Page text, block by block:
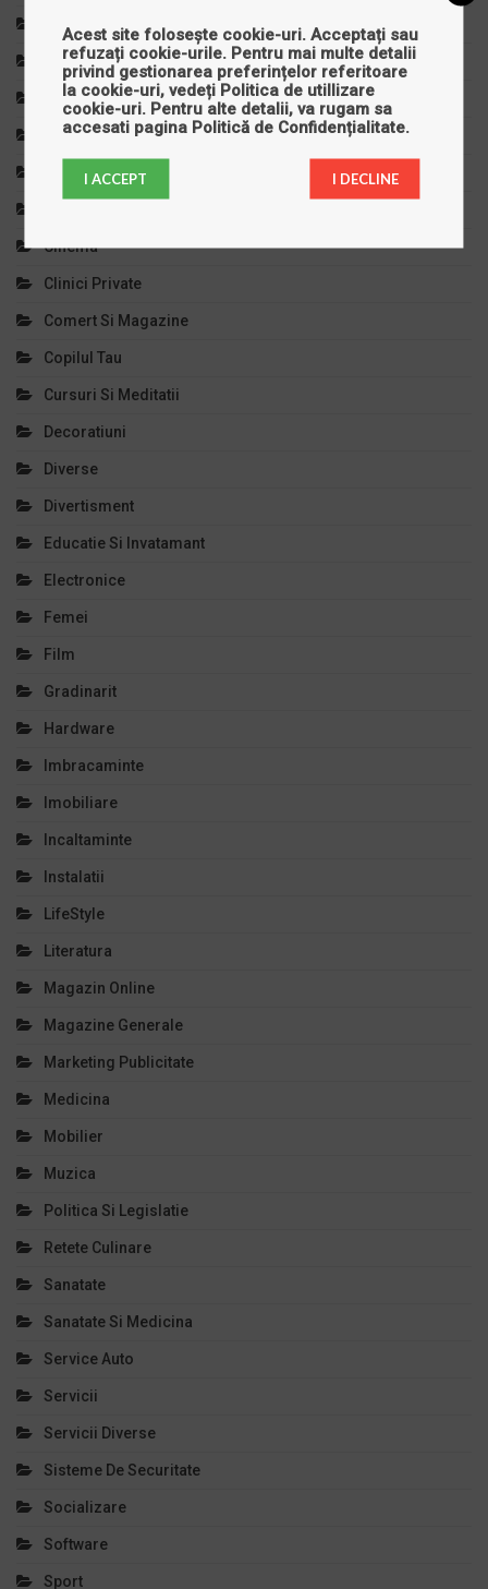
Articole Copii
Auto, Moto, Velo
Autoturisme
Bijuterii
Calculatoare
Cinema
Clinici Private
Comert Si Magazine
Copilul Tau
Cursuri Si Meditatii
Decoratiuni
Diverse
Divertisment
Educatie Si Invatamant
Electronice
Femei
Film
Gradinarit
Hardware
Imbracaminte
Imobiliare
Incaltaminte
Instalatii
LifeStyle
Literatura
Magazin Online
Magazine Generale
Marketing Publicitate
Medicina
Mobilier
Muzica
Politica Si Legislatie
Retete Culinare
Sanatate
Sanatate Si Medicina
Service Auto
Servicii
Servicii Diverse
Sisteme De Securitate
Socializare
Software
Sport
Acest site folosește cookie-uri. Acceptați sau
refuzați cookie-urile. Pentru mai multe detalii
privind gestionarea preferințelor referitoare
la cookie-uri, vedeți Politica de utillizare
cookie-uri. Pentru alte detalii, va rugam sa
accesati pagina Politică de Confidențialitate.
I ACCEPT I DECLINE